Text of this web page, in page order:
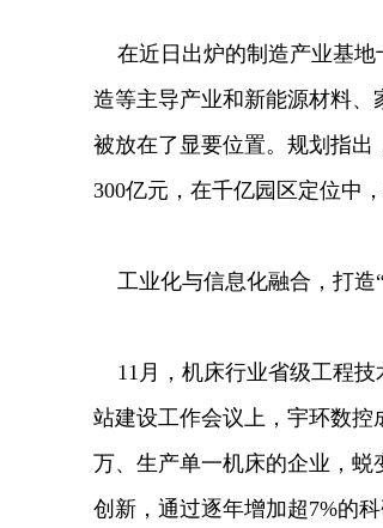
在近日出炉的制造产业基地
造等主导产业和新能源材料
被放在了显要位置。规划指出
300亿元，在千亿园区定位中
工业化与信息化融合，打造
11月，机床行业省级工程技
站建设工作会议上，宇环数
万、生产单一机床的企业，
创新，通过逐年增加超7%的